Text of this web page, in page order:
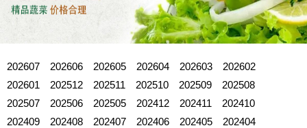
202607 202606 202605 202604 202603
202602
202601
202512 202511 202510 202509
202508
202507
202506 202505 202412 202411
202410
202409
202408 202407 202406 202405
202404